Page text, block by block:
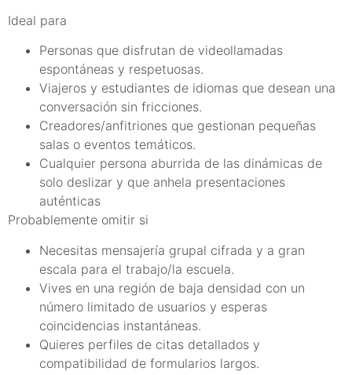
Ideal para
Personas que disfrutan de videollamadas
espontáneas y respetuosas.
Viajeros y estudiantes de idiomas que desean una
conversación sin fricciones.
Creadores/anfitriones que gestionan pequeñas
salas o eventos temáticos.
Cualquier persona aburrida de las dinámicas de
solo deslizar y que anhela presentaciones
auténticas
Probablemente omitir si
Necesitas mensajería grupal cifrada y a gran
escala para el trabajo/la escuela.
Vives en una región de baja densidad con un
número limitado de usuarios y esperas
coincidencias instantáneas.
Quieres perfiles de citas detallados y
compatibilidad de formularios largos.